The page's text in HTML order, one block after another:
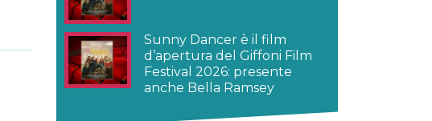
Sunny Dancer è il film
d’apertura del Giffoni Film
Festival 2026: presente
anche Bella Ramsey